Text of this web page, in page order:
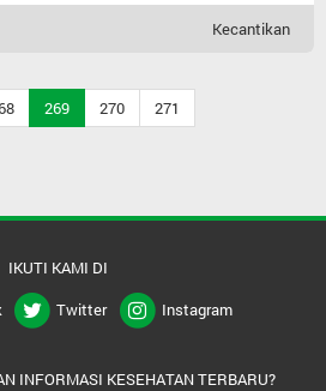
Kecantikan
269 270 271
IKUTI KAMI DI
Twitter Instagram
INFORMASI KESEHATAN TERBARU?